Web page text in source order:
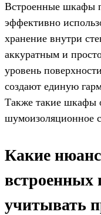
Встроенные шкафы
эффективно
хранение внутри
аккуратным и
уровень
создают единую
Также такие шкафы
шумоизоляционное
Какие
встроенных
учитывать